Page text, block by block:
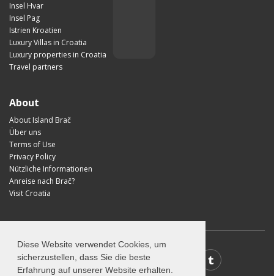
Diese Website verwendet Cookies, um
sicherzustellen, dass Sie die beste
Erfahrung auf unserer Website erhalten.
Insel Hvar
Insel Pag
Istrien Kroatien
Luxury Villas in Croatia
Luxury properties in Croatia
Travel partners
About
About Island Brač
Über uns
Terms of Use
Privacy Policy
Nützliche Informationen
Anreise nach Brač?
Visit Croatia